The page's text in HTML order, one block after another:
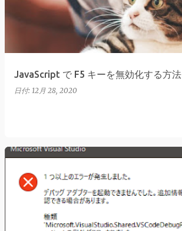
JavaScript で F5 キーを無効化する方法
日付: 12月 28, 2020